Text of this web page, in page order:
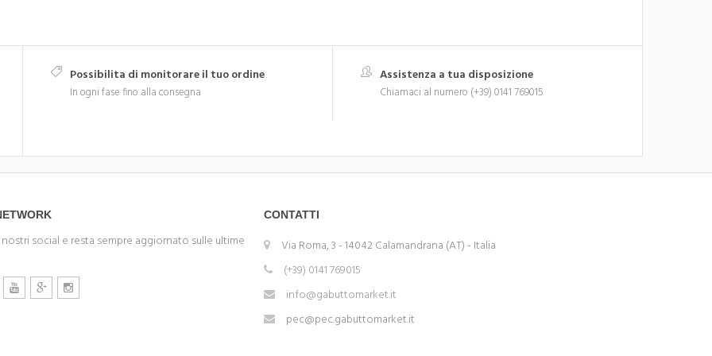
Possibilita di monitorare il tuo ordine
In ogni fase fino alla consegna
Assistenza a tua disposizione
Chiamaci al numero (+39) 0141 769015
social e resta sempre aggiornato sulle ultime
CONTATTI
Via Roma, 3 - 14042 Calamandrana (AT) - Italia
(+39) 0141 769015
info@gabuttomarket.it
pec@pec.gabuttomarket.it